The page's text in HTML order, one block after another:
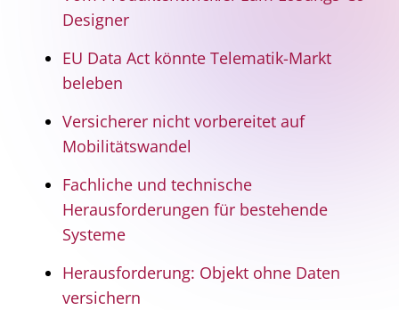
Designer
EU Data Act könnte Telematik-Markt
beleben
Versicherer nicht vorbereitet auf
Mobilitätswandel
Fachliche und technische
Herausforderungen für bestehende
Systeme
Herausforderung: Objekt ohne Daten
versichern